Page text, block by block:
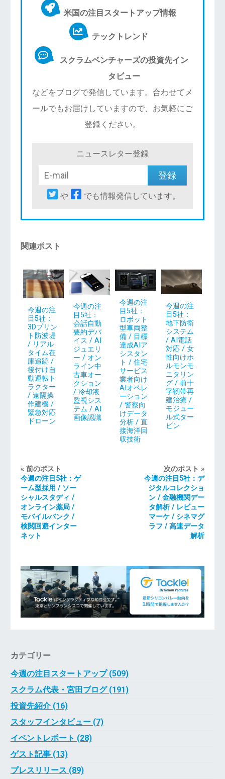
米国の注目スタートアップ情報
テックトレンド
スクラムベンチャーズの投資先イン
タビュー
などをブログで発信しています。合わせてメ
ールでもお届けしていますので、お気軽にご
登録ください。
ニュースレター登録
や でも情報発信しています。
関連ポスト
今週の注
目5社：
3Dプリン
ト防波堤
/ リアル
タイム在
庫追跡 /
後付け自
動運転ト
ラクター
/ 遠隔操
作建機 /
緊急対応
ドローン
今週の注
目5社：
会話自動
要約デバ
イス / AI
ジュエリ
ー / オン
ライン中
古車オー
クション
/ 冷却液
監視シス
テム / AI
画像認識
今週の注
目5社：
ロボット
型車両整
備 / 目標
達成AIア
シスタン
ト / 住宅
サービス
業者向け
AIオペレ
ーション
/ 警察向
けデータ
分析 / 直
接海洋回
収技術
今週の注
目5社：
地下防衛
システム
/ AI電話
対応 / 女
性向けホ
ルモンモ
ニタリン
グ / 前十
字靭帯再
建治療 /
モジュー
ル式ター
ビン
« 前のポスト
今週の注目5社：ゲ
ーム型採用 / ソー
シャルスタディ /
オンライン薬局 /
モバイルバンク /
検閲回避インター
ネット
次のポスト »
今週の注目5社：デ
ジタルコレクショ
ン / 金融機関デー
タ解析 / レビュー
マーケ / シネマグ
ラフ / 高速データ
解析
カテゴリー
今週の注目スタートアップ (509)
スクラム代表・宮田ブログ (191)
投資先紹介 (16)
スタッフインタビュー (7)
イベントレポート (28)
ゲスト記事 (13)
プレスリリース (89)